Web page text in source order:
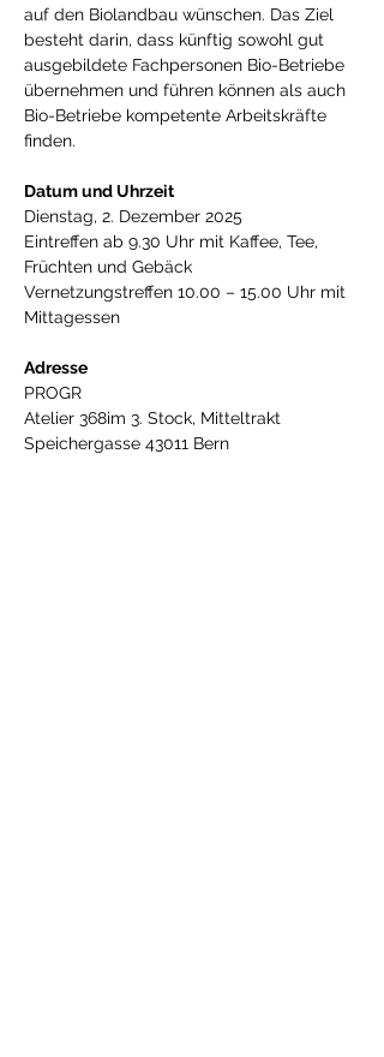
auf den Biolandbau wünschen. Das Ziel
besteht darin, dass künftig sowohl gut
ausgebildete Fachpersonen Bio-Betriebe
übernehmen und führen können als auch
Bio-Betriebe kompetente Arbeitskräfte
finden.
Datum und Uhrzeit
Dienstag, 2. Dezember 2025
Eintreffen ab 9.30 Uhr mit Kaffee, Tee,
Früchten und Gebäck
Vernetzungstreffen 10.00 – 15.00 Uhr mit
Mittagessen
Adresse
PROGR
Atelier 368im 3. Stock, Mitteltrakt
Speichergasse 43011 Bern